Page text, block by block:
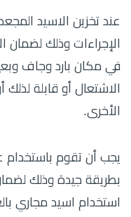
الإجراءات وذلك لضمان
في مكان بارد وجاف
الاشتعال أو قابلة لذلك
الأخرى.
يجب أن تقوم باستخدام
بطريقة جيدة وذلك
استخدام اسيد مجاري